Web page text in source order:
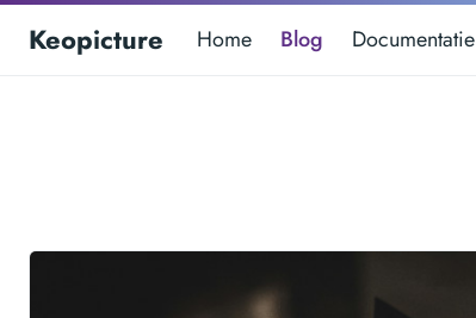
Keopicture Home Blog Documentatie